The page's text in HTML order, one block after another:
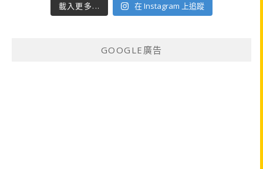
載入更多... 在 Instagram 上追蹤
GOOGLE廣告